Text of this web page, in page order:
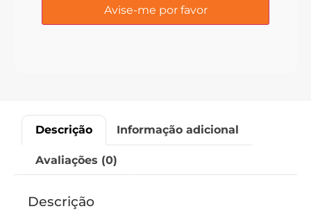
Descrição Informação adicional
Avaliações (0)
Descrição